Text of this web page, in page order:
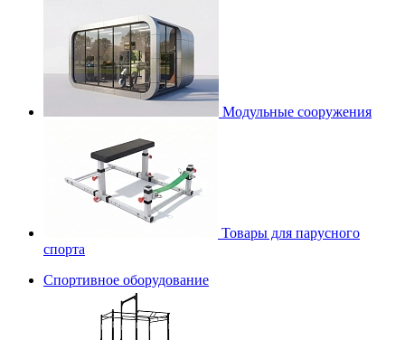
Модульные сооружения
Товары для парусного
спорта
Спортивное оборудование